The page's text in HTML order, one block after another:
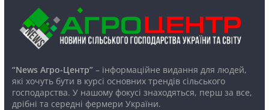
“News Агро-Центр”– інформаційне видання для людей,
які хочуть бути в курсі основних трендів сільського
господарства. У нашому фокусі знаходяться, перш за все,
дрібні та середні фермери України.